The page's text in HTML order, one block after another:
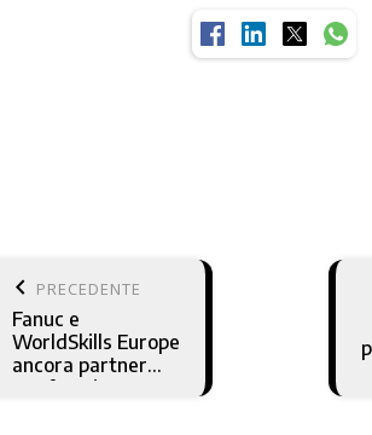
keyboard_arrow_left PRECEDENTE
Fanuc e
WorldSkills Europe
ancora partner
per futuri